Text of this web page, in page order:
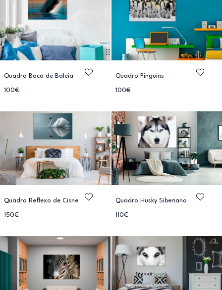
Quadro Boca de Baleia
100€
Quadro Pinguins
100€
Quadro Reflexo de Cisne
150€
Quadro Husky Siberiano
110€